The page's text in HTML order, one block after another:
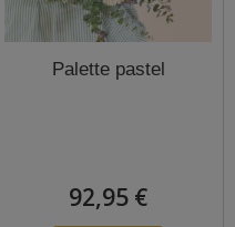
Palette pastel
92,95 €